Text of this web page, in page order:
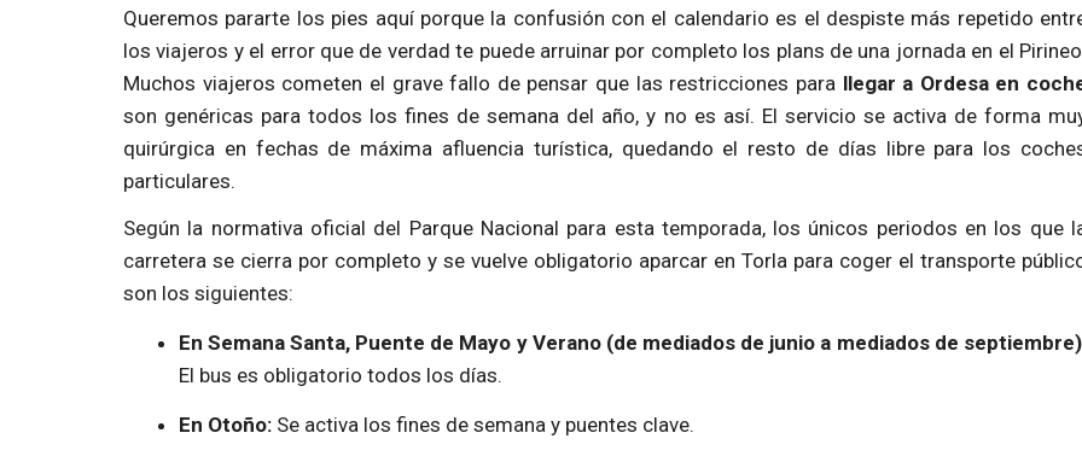
Queremos pararte los pies aquí porque la confusión con el calendario es el despiste más repetido
los viajeros y el error que de verdad te puede arruinar por completo los plans de una jornada en el
Muchos viajeros cometen el grave fallo de pensar que las restricciones para llegar a Ordesa en
son genéricas para todos los fines de semana del año, y no es así. El servicio se activa de forma
quirúrgica en fechas de máxima afluencia turística, quedando el resto de días libre para los
particulares.
Según la normativa oficial del Parque Nacional para esta temporada, los únicos periodos en los que
carretera se cierra por completo y se vuelve obligatorio aparcar en Torla para coger el transporte
son los siguientes:
En Semana Santa, Puente de Mayo y Verano (de mediados de junio a mediados de
El bus es obligatorio todos los días.
En Otoño:Se activa los fines de semana y puentes clave.